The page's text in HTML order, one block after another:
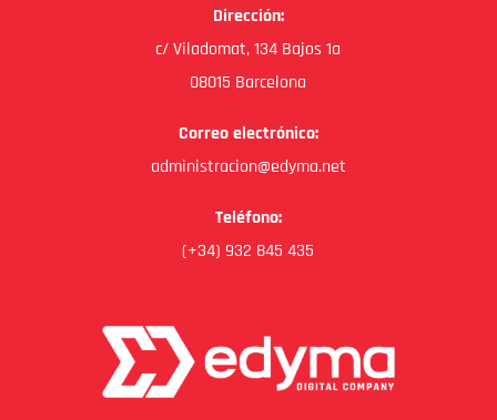
Dirección:
c/ Viladomat, 134 Bajos 1a
08015 Barcelona
Correo electrónico:
administracion@edyma.net
Teléfono:
(+34) 932 845 435